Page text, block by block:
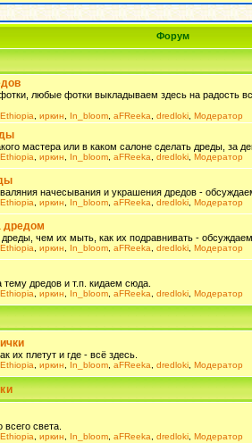
Форум
любые фотки выкладываем здесь на радость
Ethiopia иркин In_bloom aFReeka dredloki Модератор
мастера или в каком салоне сделать дреды, за
Ethiopia иркин In_bloom aFReeka dredloki Модератор
начесывания и украшения дредов -
Ethiopia иркин In_bloom aFReeka dredloki Модератор
дредом
дреды, чем их мыть, как их подравнивать - обсуждаем
Ethiopia иркин In_bloom aFReeka dredloki Модератор
дредов и т.п. кидаем сюда.
Ethiopia иркин In_bloom aFReeka dredloki Модератор
их плетут и где - всё здесь.
Ethiopia иркин In_bloom aFReeka dredloki Модератор
света.
Ethiopia иркин In_bloom aFReeka dredloki Модератор